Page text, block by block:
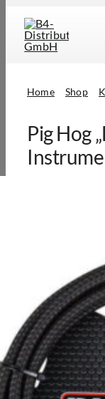
content
Home Shop
Pig Hog